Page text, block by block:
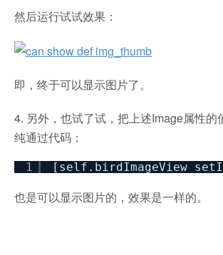
然后运行试试效果：
即，终于可以显示图片了。
4. 另外，也试了试，把上述Image属性的
纯通过代码：
1 [self.birdImageView
也是可以显示图片的，效果是一样的。